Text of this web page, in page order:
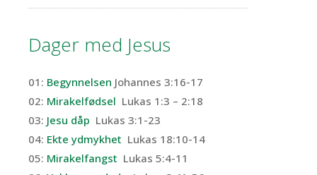
Dager med Jesus
01: Begynnelsen Johannes 3:16-17
02: Mirakelfødsel Lukas 1:3 – 2:18
03: Jesu dåp Lukas 3:1-23
04: Ekte ydmykhet Lukas 18:10-14
05: Mirakelfangst Lukas 5:4-11